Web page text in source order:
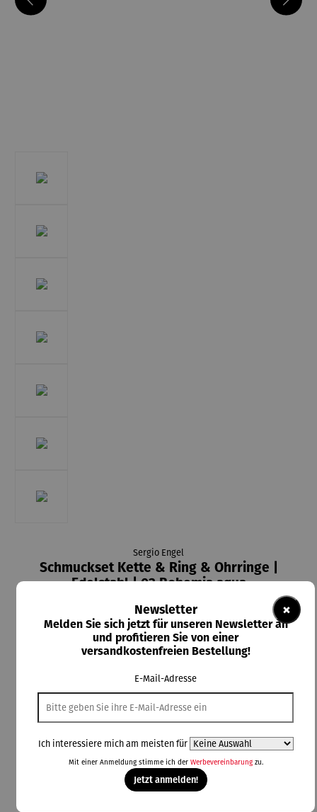
Sergio Engel
Schmuckset Kette & Ring & Ohrringe |
Edelstahl | 03 Bohemia aqua
Preise inkl. MwSt. zzgl. Versandkosten
Lieferzeit: 2-3 Tage
In den Warenkorb
×
Newsletter
Melden Sie sich jetzt für unseren Newsletter an
und profitieren Sie von einer
versandkostenfreien Bestellung!
E-Mail-Adresse
Ich interessiere mich am meisten für
Mit einer Anmeldung stimme ich der Werbevereinbarungzu.
Jetzt anmelden!